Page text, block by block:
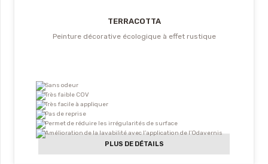
TERRACOTTA
Peinture décorative écologique à effet rustique
Sans odeur
Très faible COV
Très facile à appliquer
Pas de reprise
Permet de réduire les irrégularités de surface
Amélioration de la lavabilité avec l’application de l’Odavernis
PLUS DE DÉTAILS